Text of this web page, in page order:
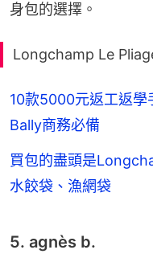
身包的選擇。
Longchamp Le
10款5000元返工返
Bally商務必備
買包的盡頭是
水餃袋、漁網袋
5. agnès b.